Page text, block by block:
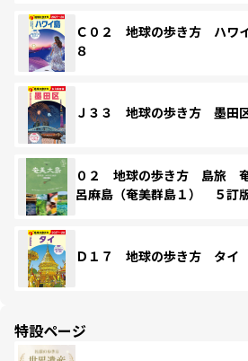
Ｃ０２ 地球の歩き方 ハワ
８
Ｊ３３ 地球の歩き方 墨田
０２ 地球の歩き方 島旅
呂麻島（奄美群島１） ５訂
Ｄ１７ 地球の歩き方 タイ
特設ページ